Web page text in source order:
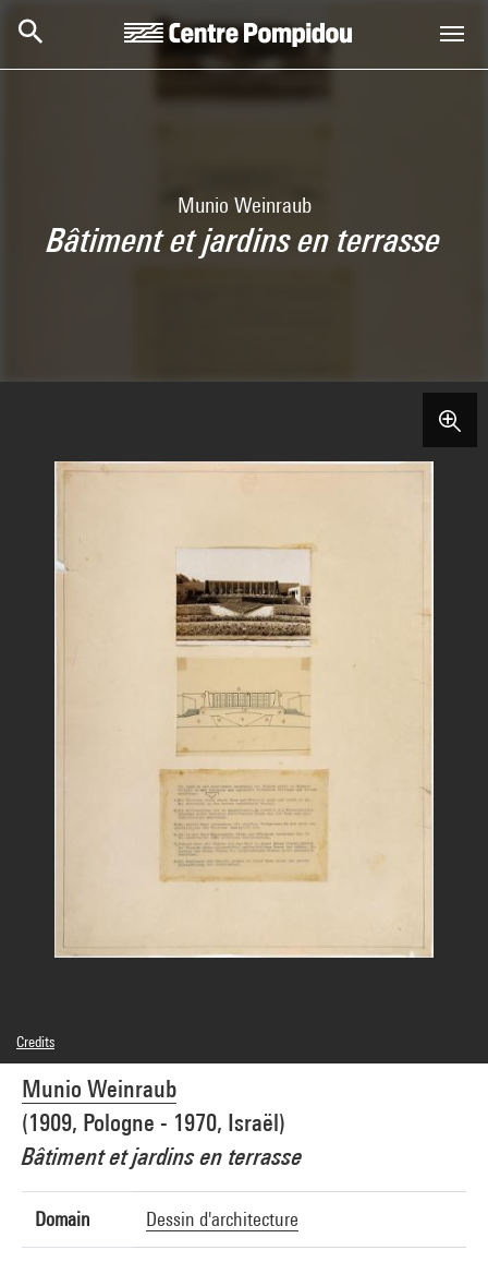
Centre Pompidou
Munio Weinraub
Bâtiment et jardins en terrasse
Munio Weinraub
(1909, Pologne - 1970, Israël)
Bâtiment et jardins en terrasse
Domain Dessin d'architecture
Credits
© Munio Weinraub/Fondation Gitaï
Photo credits : Centre Pompidou, MNAM-CCI/Jean-Claude Planchet/Dist.
GrandPalaisRmn
Image reference : 4F31571 [1996 CX 3001]
Image presentation : GrandPalaisRmnPhoto